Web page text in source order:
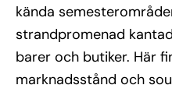
kända
strandpromenad
barer och butiker. Här
marknadsstånd och